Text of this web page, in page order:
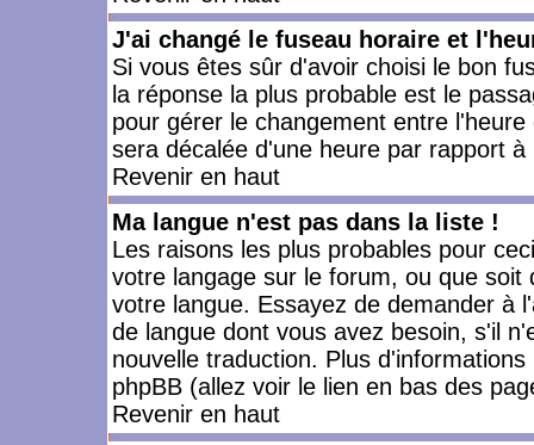
J'ai changé le fuseau horaire et
Si vous êtes sûr d'avoir choisi le bon
la réponse la plus probable est le
pour gérer le changement entre
sera décalée d'une heure par rapport à
Revenir en haut
Ma langue n'est pas dans la liste !
Les raisons les plus probables pour
votre langage sur le forum, ou que
votre langue. Essayez de demander à
de langue dont vous avez besoin, s'il
nouvelle traduction. Plus
phpBB (allez voir le lien en bas des
Revenir en haut